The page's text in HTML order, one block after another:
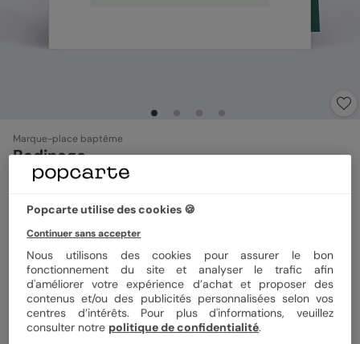
Marque-place baptême
Badinage
Format
Papier Papier Satiné
Quantité 8 marque-places
Popcarte utilise des cookies 🍪
Continuer sans accepter
Nous utilisons des cookies pour assurer le bon
fonctionnement du site et analyser le trafic afin
d'améliorer votre expérience d’achat et proposer des
contenus et/ou des publicités personnalisées selon vos
centres d’intérêts. Pour plus d'informations, veuillez
consulter notre politique de confidentialité.